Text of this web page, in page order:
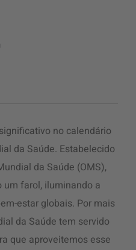
no calendário
da Saúde. Estabelecido
da Saúde (OMS),
farol, iluminando a
estar globais. Por mais
da Saúde tem servido
que aproveitemos esse